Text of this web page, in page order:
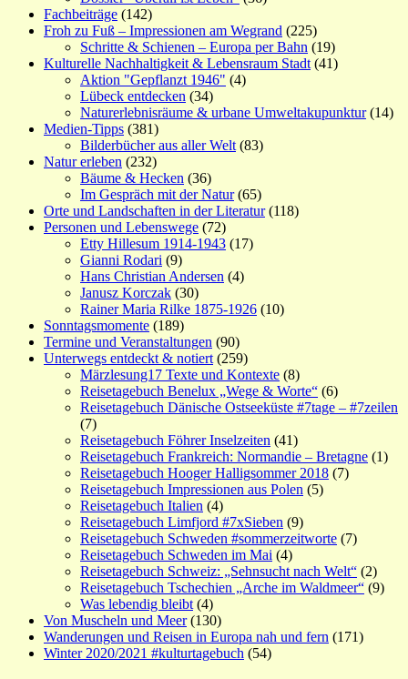
Fachbeiträge (142)
Froh zu Fuß – Impressionen am Wegrand (225)
Schritte & Schienen – Europa per Bahn (19)
Kulturelle Nachhaltigkeit & Lebensraum Stadt (41)
Aktion "Gepflanzt 1946" (4)
Lübeck entdecken (34)
Naturerlebnisräume & urbane Umweltakupunktur(14)
Medien-Tipps (381)
Bilderbücher aus aller Welt (83)
Natur erleben (232)
Bäume & Hecken (36)
Im Gespräch mit der Natur(65)
Orte und Landschaften in der Literatur(118)
Personen und Lebenswege (72)
Etty Hillesum 1914-1943 (17)
Gianni Rodari (9)
Hans Christian Andersen (4)
Janusz Korczak (30)
Rainer Maria Rilke 1875-1926 (10)
Sonntagsmomente (189)
Termine und Veranstaltungen (90)
Unterwegs entdeckt & notiert (259)
Märzlesung17 Texte und Kontexte (8)
Reisetagebuch Benelux „Wege & Worte“ (6)
Reisetagebuch Dänische Ostseeküste #7tage – #7zeilen
(7)
Reisetagebuch Föhrer Inselzeiten (41)
Reisetagebuch Frankreich: Normandie – Bretagne (1)
Reisetagebuch Hooger Halligsommer 2018 (7)
Reisetagebuch Impressionen aus Polen (5)
Reisetagebuch Italien (4)
Reisetagebuch Limfjord #7xSieben (9)
Reisetagebuch Schweden #sommerzeitworte (7)
Reisetagebuch Schweden im Mai (4)
Reisetagebuch Schweiz: „Sehnsucht nach Welt“ (2)
Reisetagebuch Tschechien „Arche im Waldmeer“ (9)
Was lebendig bleibt (4)
Von Muscheln und Meer(130)
Wanderungen und Reisen in Europa nah und fern (171)
Winter 2020/2021 #kulturtagebuch (54)